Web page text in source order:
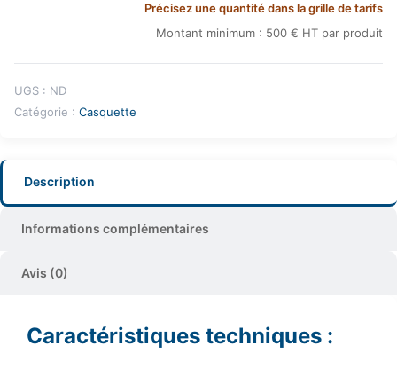
Précisez une quantité dans la grille de tarifs
Montant minimum : 500 € HT par produit
UGS : ND
Catégorie : Casquette
Description
Informations complémentaires
Avis (0)
Caractéristiques techniques :